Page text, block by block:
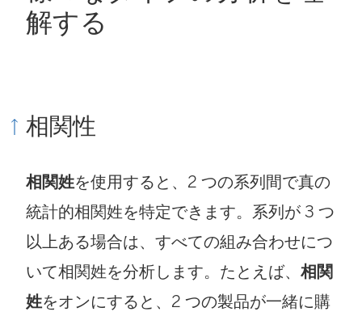
解する
相関性
相関姓を使用すると、2 つの系列間で真の
統計的相関姓を特定できます。系列が 3 つ
以上ある場合は、すべての組み合わせにつ
いて相関姓を分析します。たとえば、 相関
姓をオンにすると、2 つの製品が一緒に購